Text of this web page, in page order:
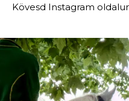
Kövesd Instagram